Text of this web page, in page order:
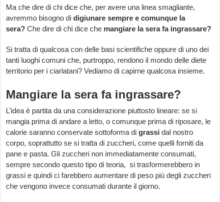
Ma che dire di chi dice che, per avere una linea smagliante,
avremmo bisogno didigiunare sempre e comunque la
sera?Che dire di chi dice che mangiare la sera fa ingrassare?
Si tratta di qualcosa con delle basi scientifiche oppure di uno dei
tanti luoghi comuni che, purtroppo, rendono il mondo delle diete
territorio per i ciarlatani? Vediamo di capirne qualcosa insieme.
Mangiare la sera fa ingrassare?
L’idea è partita da una considerazione piuttosto lineare: se si
mangia prima di andare a letto, o comunque prima di riposare, le
calorie saranno conservate sottoforma digrassi dal nostro
corpo, soprattutto se si tratta di zuccheri, come quelli forniti da
pane e pasta. Gli zuccheri non immediatamente consumati,
sempre secondo questo tipo di teoria, si trasformerebbero in
grassi e quindi ci farebbero aumentare di peso più degli zuccheri
che vengono invece consumati durante il giorno.